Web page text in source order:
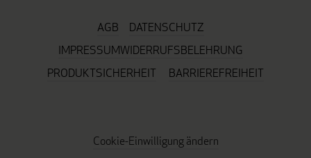
AGB
DATENSCHUTZ
IMPRESSUMWIDERRUFSBELEHRUNG
PRODUKTSICHERHEIT
BARRIEREFREIHEIT
Cookie-Einwilligung ändern